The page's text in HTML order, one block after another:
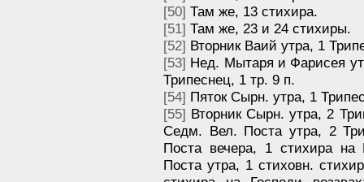
[50] Там же, 13 стихира.
[51] Там же, 23 и 24 стихиры.
[52] Вторник Ваий утра, 1
[53] Нед. Мытаря и Фарисея
Трипеснец, 1 тр. 9 п.
[54] Пяток Сырн. утра, 1
[55] Вторник Сырн. утра, 2
Седм. Вел. Поста утра, 2
Поста вечера, 1 стихира
Поста утра, 1 стиховн.